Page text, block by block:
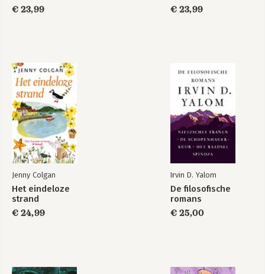
€ 23,99
€ 23,99
Jenny Colgan
Het eindeloze
strand
€ 24,99
Irvin D. Yalom
De filosofische
romans
€ 25,00